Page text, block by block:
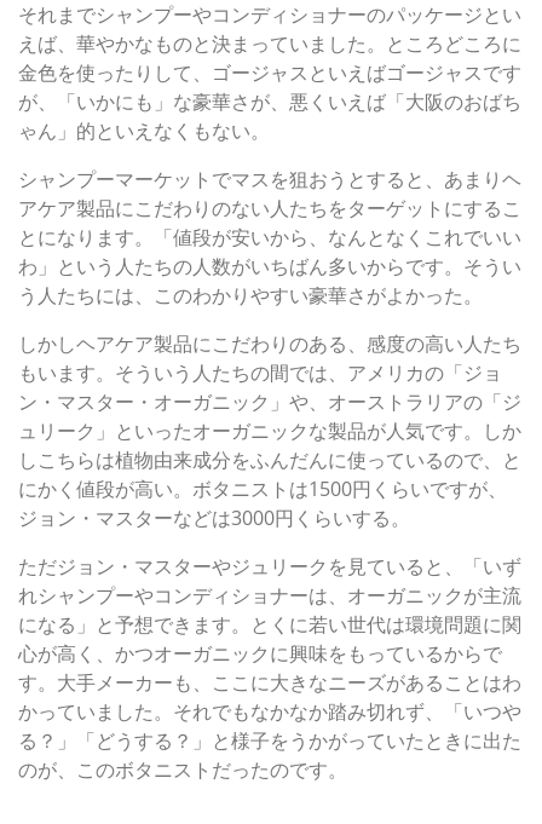
それまでシャンプーやコンディショナーのパッケージとい
えば、華やかなものと決まっていました。ところどころに
金色を使ったりして、ゴージャスといえばゴージャスです
が、「いかにも」な豪華さが、悪くいえば「大阪のおばち
ゃん」的といえなくもない。
シャンプーマーケットでマスを狙おうとすると、あまりヘ
アケア製品にこだわりのない人たちをターゲットにするこ
とになります。「値段が安いから、なんとなくこれでいい
わ」という人たちの人数がいちばん多いからです。そうい
う人たちには、このわかりやすい豪華さがよかった。
しかしヘアケア製品にこだわりのある、感度の高い人たち
もいます。そういう人たちの間では、アメリカの「ジョ
ン・マスター・オーガニック」や、オーストラリアの「ジ
ュリーク」といったオーガニックな製品が人気です。しか
しこちらは植物由来成分をふんだんに使っているので、と
にかく値段が高い。ボタニストは1500円くらいですが、
ジョン・マスターなどは3000円くらいする。
ただジョン・マスターやジュリークを見ていると、「いず
れシャンプーやコンディショナーは、オーガニックが主流
になる」と予想できます。とくに若い世代は環境問題に関
心が高く、かつオーガニックに興味をもっているからで
す。大手メーカーも、ここに大きなニーズがあることはわ
かっていました。それでもなかなか踏み切れず、「いつや
る？」「どうする？」と様子をうかがっていたときに出た
のが、このボタニストだったのです。